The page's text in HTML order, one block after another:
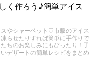
く作ろう♪簡単アイス
やシャーベット♡市販のアイス
らせたりすれば簡単に手作りで
ちのお楽しみにもぴったり！子
デザートの簡単レシピをまとめ